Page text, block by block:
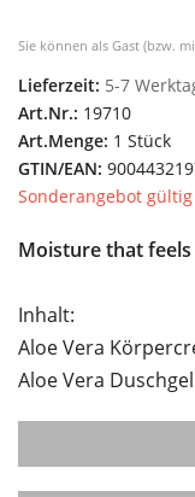
Sie können als Gast (bzw.
Lieferzeit: 5-7
Art.Nr.: 19710
Art.Menge: 1 Stück
GTIN/EAN:
Sonderangebot
Moisture that
Inhalt:
Aloe Vera
Aloe Vera